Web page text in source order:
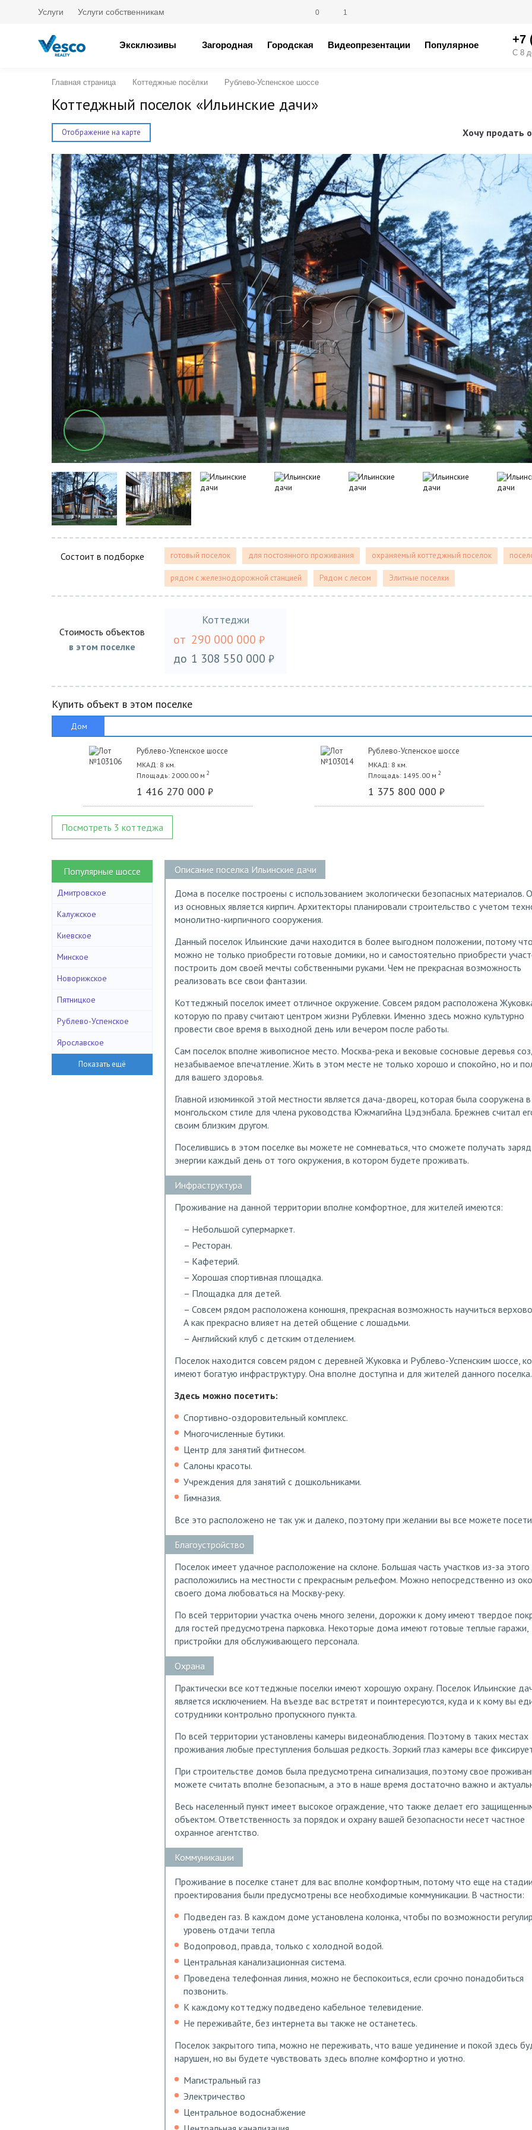
Услуги Услуги собственникам 0 1
Эксклюзивы Загородная Городская Видеопрезентации Популярное +7
С 8
Главная страница Коттеджные посёлки Рублево-Успенское шоссе
Коттеджный поселок «Ильинские дачи»
Отображение на карте Хочу продать
Состоит в подборке готовый поселок для постоянного проживания охраняемый коттеджный поселок
рядом с железнодорожной станцией Рядом с лесом Элитные поселки
Стоимость объектов
в этом поселке
Коттеджи
от 290 000 000 ₽
до 1 308 550 000 ₽
Купить объект в этом поселке
Дом
Рублево-Успенское шоссе
МКАД: 8 км.
Площадь: 2000.00 м 2
1 416 270 000 ₽
Рублево-Успенское шоссе
МКАД: 8 км.
Площадь: 1495.00 м 2
1 375 800 000 ₽
Посмотреть 3 коттеджа
Популярные шоссе
Дмитровское
Калужское
Киевское
Минское
Новорижское
Пятницкое
Рублево-Успенское
Ярославское
Описание поселка Ильинские дачи
Дома в поселке построены с использованием экологически безопасных материалов.
из основных является кирпич. Архитекторы планировали строительство с учетом
монолитно-кирпичного сооружения.
Данный поселок Ильинские дачи находится в более выгодном положении, потому
можно не только приобрести готовые домики, но и самостоятельно приобрести
построить дом своей мечты собственными руками. Чем не прекрасная возможность
реализовать все свои фантазии.
Коттеджный поселок имеет отличное окружение. Совсем рядом расположена
которую по праву считают центром жизни Рублевки. Именно здесь можно культурно
провести свое время в выходной день или вечером после работы.
Сам поселок вполне живописное место. Москва-река и вековые сосновые деревья
незабываемое впечатление. Жить в этом месте не только хорошо и спокойно, но и
для вашего здоровья.
Главной изюминкой этой местности является дача-дворец, которая была сооружена в
монгольском стиле для члена руководства Южмагийна Цэдэнбала. Брежнев считал
своим близким другом.
Поселившись в этом поселке вы можете не сомневаться, что сможете получать заряд
энергии каждый день от того окружения, в котором будете проживать.
Инфраструктура
Проживание на данной территории вполне комфортное, для жителей имеются:
Небольшой супермаркет.
Ресторан.
Кафетерий.
Хорошая спортивная площадка.
Площадка для детей.
Совсем рядом расположена конюшня, прекрасная возможность научиться
А как прекрасно влияет на детей общение с лошадьми.
Английский клуб с детским отделением.
Поселок находится совсем рядом с деревней Жуковка и Рублево-Успенским шоссе,
имеют богатую инфраструктуру. Она вполне доступна и для жителей данного поселка.
Здесь можно посетить:
Спортивно-оздоровительный комплекс.
Многочисленные бутики.
Центр для занятий фитнесом.
Салоны красоты.
Учреждения для занятий с дошкольниками.
Гимназия.
Все это расположено не так уж и далеко, поэтому при желании вы все можете
Благоустройство
Поселок имеет удачное расположение на склоне. Большая часть участков из-за этого
расположились на местности с прекрасным рельефом. Можно непосредственно из
своего дома любоваться на Москву-реку.
По всей территории участка очень много зелени, дорожки к дому имеют твердое
для гостей предусмотрена парковка. Некоторые дома имеют готовые теплые гаражи,
пристройки для обслуживающего персонала.
Охрана
Практически все коттеджные поселки имеют хорошую охрану. Поселок Ильинские
является исключением. На въезде вас встретят и поинтересуются, куда и к кому вы
сотрудники контрольно пропускного пункта.
По всей территории установлены камеры видеонаблюдения. Поэтому в таких местах
проживания любые преступления большая редкость. Зоркий глаз камеры все
При строительстве домов была предусмотрена сигнализация, поэтому свое
можете считать вполне безопасным, а это в наше время достаточно важно и
Весь населенный пункт имеет высокое ограждение, что также делает его
объектом. Ответственность за порядок и охрану вашей безопасности несет частное
охранное агентство.
Коммуникации
Проживание в поселке станет для вас вполне комфортным, потому что еще на стадии
проектирования были предусмотрены все необходимые коммуникации. В частности:
Подведен газ. В каждом доме установлена колонка, чтобы по возможности
уровень отдачи тепла
Водопровод, правда, только с холодной водой.
Центральная канализационная система.
Проведена телефонная линия, можно не беспокоиться, если срочно понадобиться
позвонить.
К каждому коттеджу подведено кабельное телевидение.
Не переживайте, без интернета вы также не останетесь.
Поселок закрытого типа, можно не переживать, что ваше уединение и покой здесь
нарушен, но вы будете чувствовать здесь вполне комфортно и уютно.
Магистральный газ
Электричество
Центральное водоснабжение